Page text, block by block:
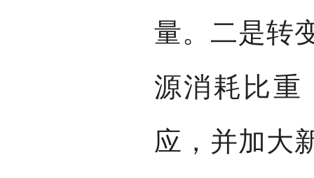
量。二是转
源消耗比重
应，并加大